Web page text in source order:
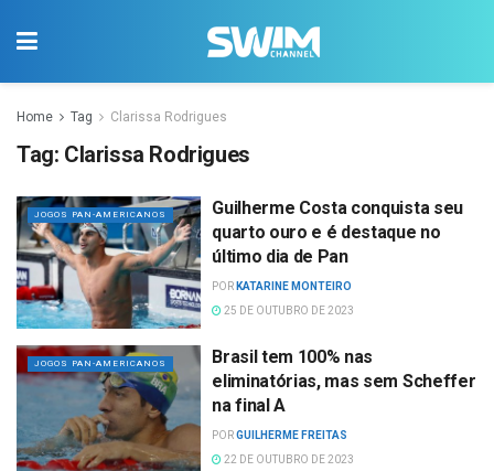
Home Tag Clarissa Rodrigues
Tag: Clarissa Rodrigues
JOGOS PAN-AMERICANOS
Guilherme Costa conquista seu
quarto ouro e é destaque no
último dia de Pan
POR KATARINE MONTEIRO
25 DE OUTUBRO DE 2023
JOGOS PAN-AMERICANOS
Brasil tem 100% nas
eliminatórias, mas sem Scheffer
na final A
PORGUILHERME FREITAS
22 DE OUTUBRO DE 2023